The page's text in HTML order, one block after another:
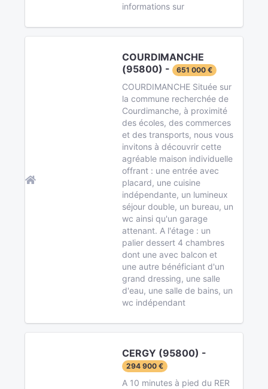
informations sur
COURDIMANCHE
(95800) -
651 000 €
COURDIMANCHE Située sur
la commune recherchée de
Courdimanche, à proximité
des écoles, des commerces
et des transports, nous vous
invitons à découvrir cette
agréable maison individuelle
offrant : une entrée avec
placard, une cuisine
indépendante, un lumineux
séjour double, un bureau, un
wc ainsi qu'un garage
attenant. A l'étage : un
palier dessert 4 chambres
dont une avec balcon et
une autre bénéficiant d'un
grand dressing, une salle
d'eau, une salle de bains, un
wc indépendant
CERGY (95800) -
294 900 €
A 10 minutes à pied du RER